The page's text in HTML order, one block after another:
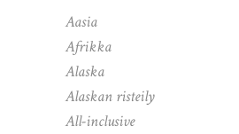
Aasia
Afrikka
Alaska
Alaskan risteily
All-inclusive